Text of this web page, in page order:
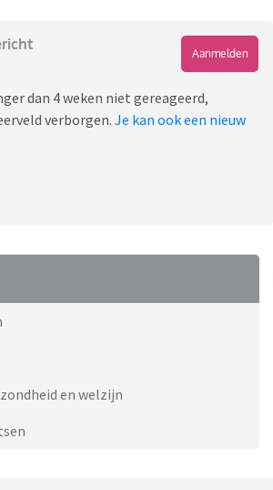
Aanmelden
dan 4 weken niet gereageerd,
verborgen. Je kan ook een nieuw
en welzijn